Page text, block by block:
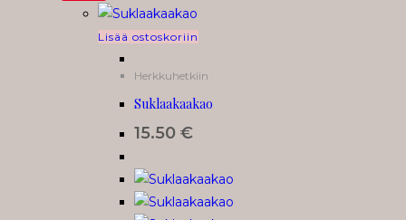
Lisää ostoskoriin
Herkkuhetkiin
Suklaakaakao
15.50 €